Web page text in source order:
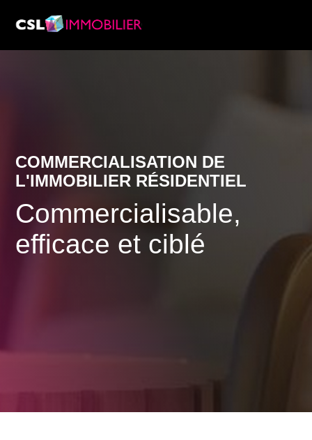
Carrière
COMMERCIALISATION DE
L'IMMOBILIER RÉSIDENTIEL
Commercialisable,
efficace et ciblé